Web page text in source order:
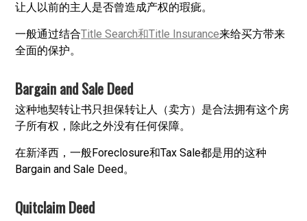
让人以前的主人是否曾造成产权的瑕疵。
一般通过结合Title Search和Title Insurance来给买方带来
全面的保护。
Bargain and Sale Deed
这种地契转让书只担保转让人（卖方）是合法拥有这个房
子所有权，除此之外没有任何保障。
在新泽西，一般Foreclosure和Tax Sale都是用的这种
Bargain and Sale Deed。
Quitclaim Deed